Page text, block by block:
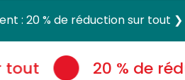
: 20 % de réduction sur tout ❯
20 % de